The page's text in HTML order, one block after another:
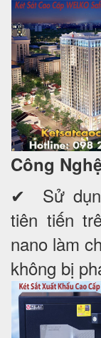
Công
✔ Sử
tiên tiến
nano làm
không bị